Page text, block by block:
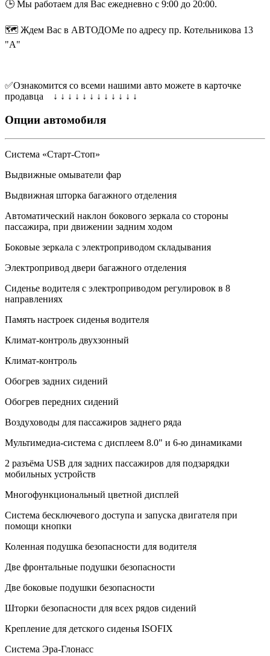
🕒 Мы работаем для Вас ежедневно с 9:00 до 20:00.
🗺 Ждем Вас в АВТОДОМе по адресу пр. Котельникова 13
"А"
✅Ознакомится со всеми нашими авто можете в карточке
продавца ↓ ↓ ↓ ↓ ↓ ↓ ↓ ↓ ↓ ↓ ↓ ↓
Опции автомобиля
Система «Старт-Стоп»
Выдвижные омыватели фар
Выдвижная шторка багажного отделения
Автоматический наклон бокового зеркала со стороны
пассажира, при движении задним ходом
Боковые зеркала с электроприводом складывания
Электропривод двери багажного отделения
Сиденье водителя с электроприводом регулировок в 8
направлениях
Память настроек сиденья водителя
Климат-контроль двухзонный
Климат-контроль
Обогрев задних сидений
Обогрев передних сидений
Воздуховоды для пассажиров заднего ряда
Мультимедиа-система с дисплеем 8.0" и 6-ю динамиками
2 разъёма USB для задних пассажиров для подзарядки
мобильных устройств
Многофункциональный цветной дисплей
Система бесключевого доступа и запуска двигателя при
помощи кнопки
Коленная подушка безопасности для водителя
Две фронтальные подушки безопасности
Две боковые подушки безопасности
Шторки безопасности для всех рядов сидений
Крепление для детского сиденья ISOFIX
Система Эра-Глонасс